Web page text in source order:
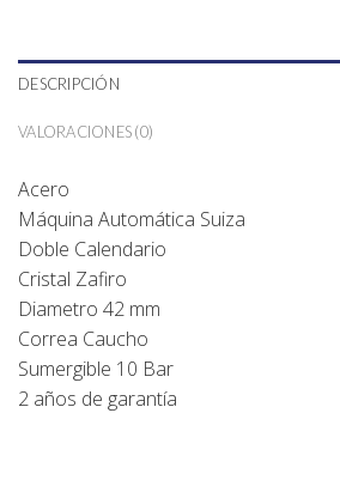
DESCRIPCIÓN
VALORACIONES (0)
Acero
Máquina Automática Suiza
Doble Calendario
Cristal Zafiro
Diametro 42 mm
Correa Caucho
Sumergible 10 Bar
2 años de garantía